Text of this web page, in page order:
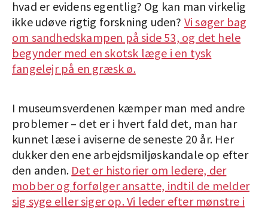
hvad er evidens egentlig? Og kan man virkelig
ikke udøve rigtig forskning uden? Vi søger bag
om sandhedskampen på side 53, og det hele
begynder med en skotsk læge i en tysk
fangelejr på en græsk ø.
I museumsverdenen kæmper man med andre
problemer – det er i hvert fald det, man har
kunnet læse i aviserne de seneste 20 år. Her
dukker den ene arbejdsmiljøskandale op efter
den anden. Det er historier om ledere, der
mobber og forfølger ansatte, indtil de melder
sig syge eller siger op. Vi leder efter mønstre i